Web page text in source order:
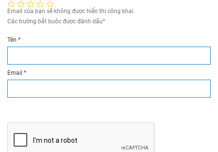
Email của bạn sẽ không được hiển thị công khai.
Các trường bắt buộc được đánh dấu*
Tên *
Email *